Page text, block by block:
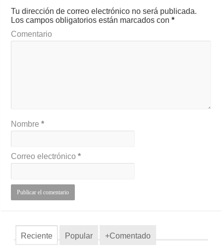
Tu dirección de correo electrónico no será publicada.
Los campos obligatorios están marcados con*
Comentario
Nombre*
Correo electrónico*
Reciente Popular +Comentado